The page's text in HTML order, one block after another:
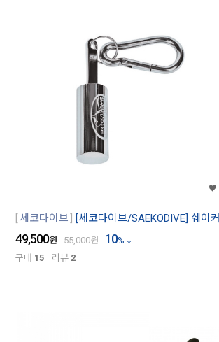
세코다이브 [세코다이브/SAEKODIVE] 쉐이커
49,500원 55,000원 10%
구매 15 리뷰 2